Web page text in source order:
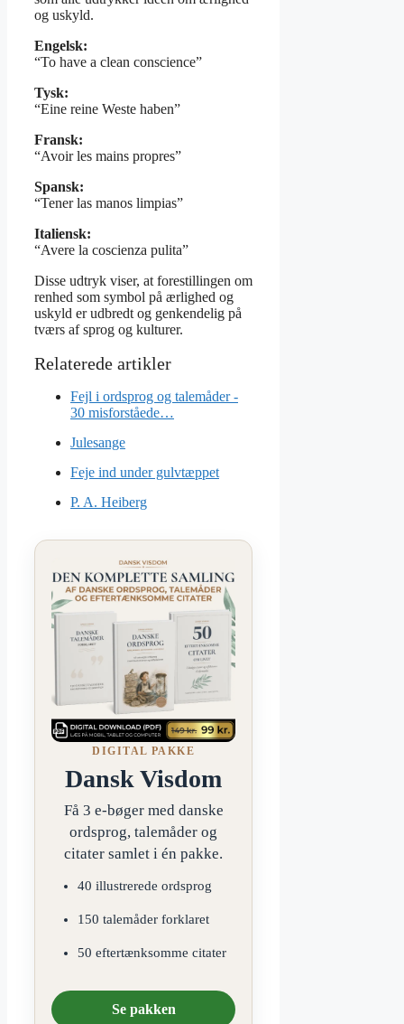
og uskyld.
Engelsk:
“To have a clean conscience”
Tysk:
“Eine reine Weste haben”
Fransk:
“Avoir les mains propres”
Spansk:
“Tener las manos limpias”
Italiensk:
“Avere la coscienza pulita”
Disse udtryk viser, at forestillingen om
renhed som symbol på ærlighed og
uskyld er udbredt og genkendelig på
tværs af sprog og kulturer.
Fejl i ordsprog og talemåder -
30 misforståede…
Julesange
Feje ind under gulvtæppet
P. A. Heiberg
DIGITAL PAKKE
Dansk Visdom
Få 3 e-bøger med danske
ordsprog, talemåder og
citater samlet i én pakke.
40 illustrerede ordsprog
150 talemåder forklaret
50 eftertænksomme citater
Se pakken